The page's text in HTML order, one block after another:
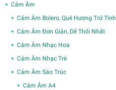
Cảm Âm
Cảm Âm Bolero, Quê Hương Trữ Tình
Cảm Âm Đơn Giản, Dễ Thổi Nhất
Cảm Âm Nhạc Hoa
Cảm Âm Nhạc Trẻ
Cảm Âm Sáo Trúc
Cảm Âm A4